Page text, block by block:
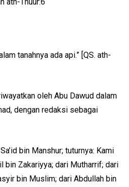
tanahnya ada api.” [QS. ath-
oleh Abu Dawud dalam
dengan redaksi sebagai
bin Manshur; tuturnya: Kami
bin Zakariyya; dari Mutharrif; dari
bin Muslim; dari Abdullah bin